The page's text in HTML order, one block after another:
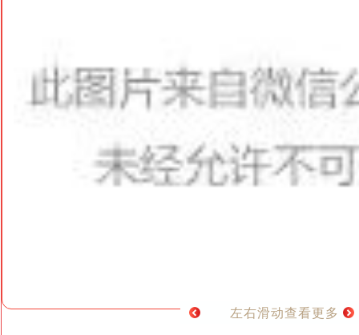
左右滑动查看更多